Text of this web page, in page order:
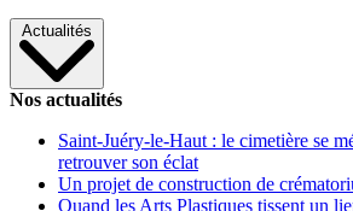
Actualités
Nos actualités
Saint-Juéry-le-Haut : le cimetière se
retrouver son éclat
Un projet de construction de
Quand les Arts Plastiques tissent un